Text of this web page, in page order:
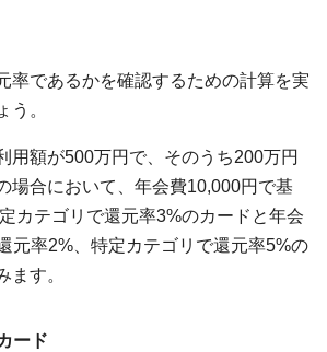
率であるかを確認するための計算を実
う。
用額が500万円で、そのうち200万円
場合において、年会費10,000円で基
カテゴリで還元率3%のカードと年会
元率2%、特定カテゴリで還元率5%の
ます。
ード